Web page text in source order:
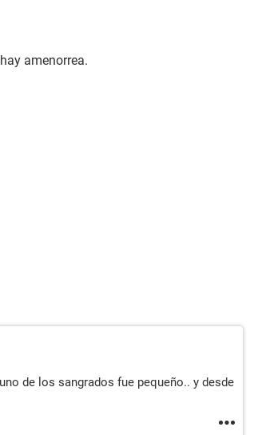
amenorrea.
de los sangrados fue pequeño.. y desde